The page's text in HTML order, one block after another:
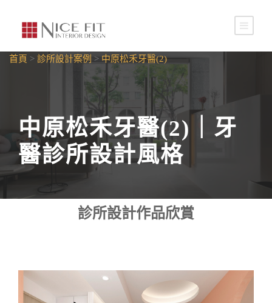
首頁 > 診所設計案例 > 中原松禾牙醫(2)
中原松禾牙醫(2)｜牙
醫診所設計風格
診所設計作品欣賞